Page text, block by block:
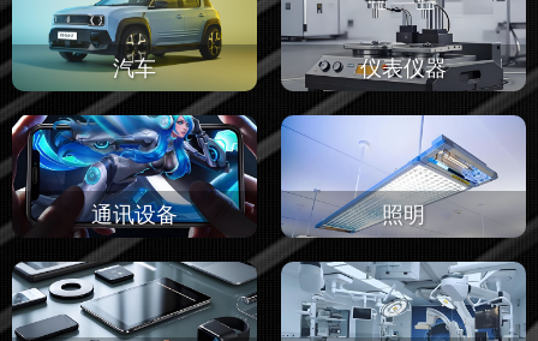
汽车 仪表仪器
通讯设备 照明